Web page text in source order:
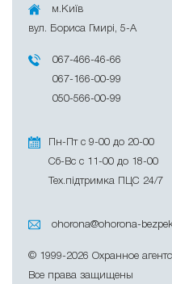
м.Київ
вул. Бориса Гмирі, 5-A
067-466-46-66
067-166-00-99
050-566-00-99
Пн-Пт с 9-00 до 20-00
Сб-Вс с 11-00 до 18-00
Тех.підтримка ПЦС 24/7
ohorona@ohorona-
© 1999-2026 Охранное
Все права защищены